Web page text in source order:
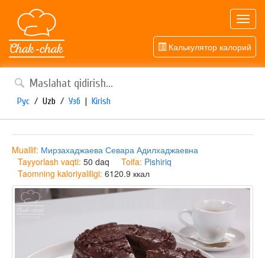
Калькулятор калорий
Рус / Uzb / Узб | Kirish
Muallif: Мирзахаджаева Севара Адилхаджаевна
Tayyorlash vaqti: 50 daq Toifa: Pishiriq
Taomning kaloriyaliligi: 6120.9 ккал